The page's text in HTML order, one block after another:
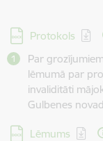
Lejupielādēt:
Protokols
Par
lēmumā par
invaliditāti
Gulbenes
Lejupielādēt:
Lēmums